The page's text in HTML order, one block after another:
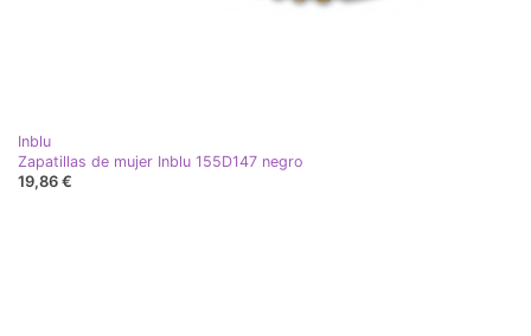
Inblu
Zapatillas de mujer Inblu 155D147 negro
19,86 €